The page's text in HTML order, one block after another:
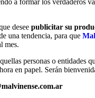
a formar los verdaderos
desee publicitar su
una tendencia, para que
mes.
personas o entidades
en papel. Serán